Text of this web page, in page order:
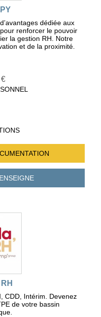
dédiée aux
renforcer le pouvoir
la gestion RH. Notre
et de la proximité.
CDD, Intérim. Devenez
de votre bassin